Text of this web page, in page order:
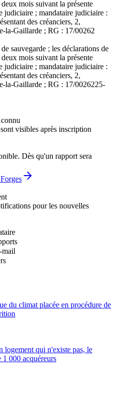
mois suivant la présente
judiciaire ; mandataire judiciaire :
des créanciers, 2,
la-Gaillarde ; RG : 17/00262
sauvegarde ; les déclarations de
mois suivant la présente
judiciaire ; mandataire judiciaire :
des créanciers, 2,
la-Gaillarde ; RG : 17/0026225-
visibles après inscription
Dès qu'un rapport sera
pour les nouvelles
mail
du climat placée en procédure de
logement qui n'existe pas, le
000 acquéreurs